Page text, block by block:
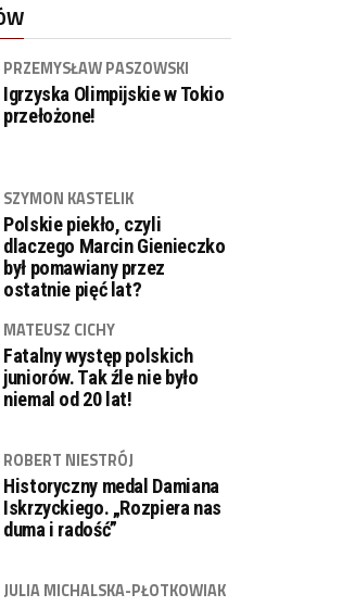
PRZEMYSŁAW PASZOWSKI
Igrzyska Olimpijskie w Tokio
przełożone!
SZYMON KASTELIK
Polskie piekło, czyli
dlaczego Marcin Gienieczko
był pomawiany przez
ostatnie pięć lat?
MATEUSZ CICHY
Fatalny występ polskich
juniorów. Tak źle nie było
niemal od 20 lat!
ROBERT NIESTRÓJ
Historyczny medal Damiana
Iskrzyckiego. „Rozpiera nas
duma i radość”
JULIA MICHALSKA-PŁOTKOWIAK